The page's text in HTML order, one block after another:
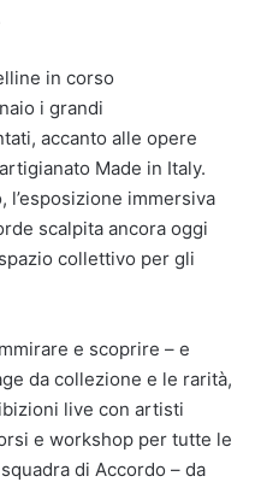
in corso
i grandi
accanto alle opere
Made in Italy.
l’esposizione immersiva
scalpita ancora oggi
collettivo per gli
e scoprire – e
da collezione e le rarità,
live con artisti
e workshop per tutte le
di Accordo – da